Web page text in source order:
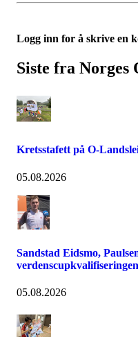
Logg inn for å skrive en
Siste fra
Kretsstafett på O-
05.08.2026
Sandstad Eidsmo,
05.08.2026